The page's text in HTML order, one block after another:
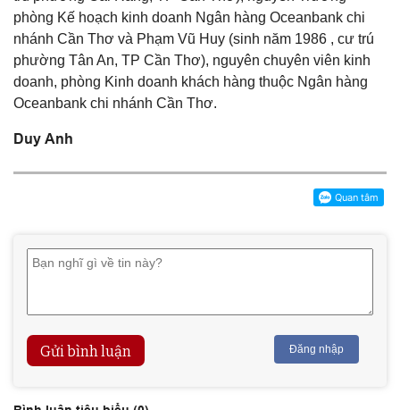
phòng Kế hoạch kinh doanh Ngân hàng Oceanbank chi
nhánh Cần Thơ và Phạm Vũ Huy (sinh năm 1986 , cư trú
phường Tân An, TP Cần Thơ), nguyên chuyên viên kinh
doanh, phòng Kinh doanh khách hàng thuộc Ngân hàng
Oceanbank chi nhánh Cần Thơ.
Duy Anh
Gửi bình luận Đăng nhập